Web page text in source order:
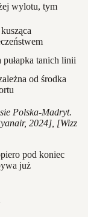
wylotu, tym
pułapka tanich linii
od środka
Polska-Madryt.
2024], [Wizz
pod koniec
już